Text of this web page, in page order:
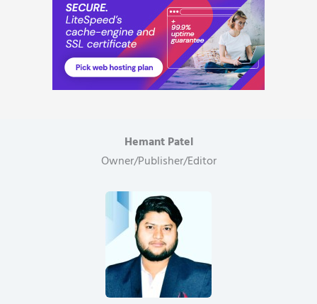
Hemant Patel
Owner/Publisher/Editor